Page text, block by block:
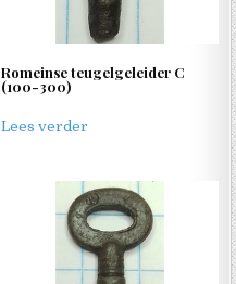
Romeinse teugelgeleider C
(100-300)
Lees verder